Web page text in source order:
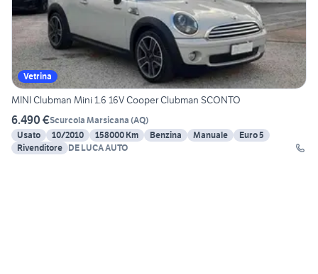
Vetrina
MINI Clubman Mini 1.6 16V Cooper Clubman SCONTO
6.490 €Scurcola Marsicana (AQ)
Usato
10/2010 158000 Km Benzina Manuale
Euro 5
Rivenditore DE LUCA AUTO